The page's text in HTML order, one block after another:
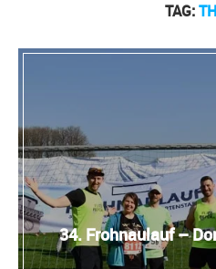
TAG:
34. Frohnaulauf –